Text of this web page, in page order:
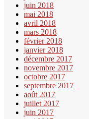
juin 2018
mai 2018
avril 2018
mars 2018
février 2018
janvier 2018
décembre 2017
novembre 2017
octobre 2017
septembre 2017
août 2017
juillet 2017
juin 2017